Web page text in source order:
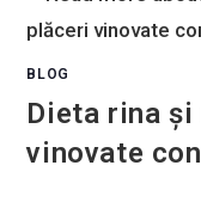
BLOG
Dieta rina
vinovate